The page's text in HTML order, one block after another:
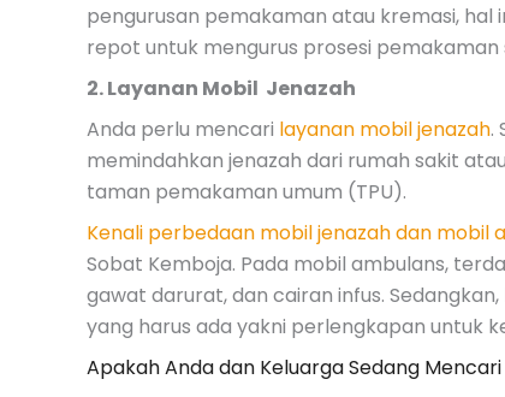
pengurusan pemakaman atau kremasi,
repot untuk mengurus prosesi pemakaman
2. Layanan Mobil Jenazah
Anda perlu mencari layanan mobil jenazah.
memindahkan jenazah dari rumah sakit
taman pemakaman umum (TPU).
Kenali perbedaan mobil jenazah dan mobil
Sobat Kemboja. Pada mobil ambulans,
gawat darurat, dan cairan infus.
yang harus ada yakni perlengkapan untuk
Apakah Anda dan Keluarga Sedang Mencari